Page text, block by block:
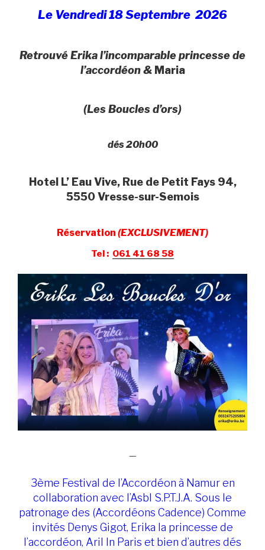
Le Vendredi 18 Septembre 2026
Retrouvé Erika l’incomparable princesse de
l’accordéon &Maria
(Les Boucles d’ors)
dés 20h00
Hotel L’ Eau Vive, Rue de Petit Fays 94,
5550 Vresse-sur-Semois
Réservation (EXCLUSIVEMENT)
Tel : 061 41 68 58
—
3ème Festival de l’Accordéon à Namur en
collaboration avec l’Asbl S.P.T.J.A. Sous le
patronage des (Accordéons Cadence) Comme
invités Denys Gigot, Erika la princesse de
l’accordéon, Aril In Paris et bien d’autres dés